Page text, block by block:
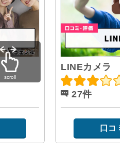
LINEカメラ
27件
口コ
scroll